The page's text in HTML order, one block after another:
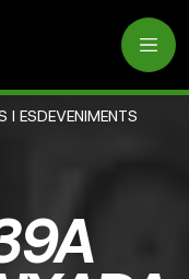
I ESDEVENIMENTS